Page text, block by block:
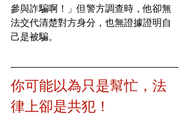
參與詐騙啊！」但警方調查時，他卻無
法交代清楚對方身分，也無證據證明自
己是被騙。
你可能以為只是幫忙，法
律上卻是共犯！